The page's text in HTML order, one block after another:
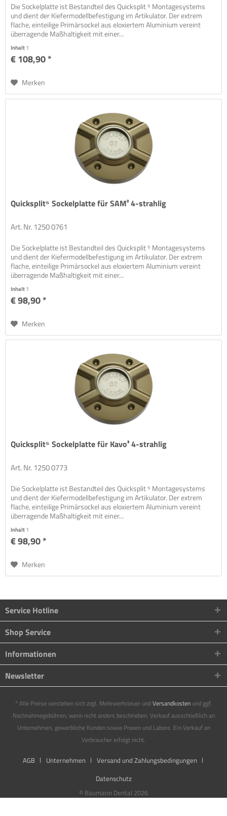
Die Sockelplatte ist Bestandteil des Quicksplit ⁵ Montagesystems
und dient der Kiefermodellbefestigung im Artikulator. Der extrem
flache, einteilige Primärsockel aus eloxiertem Aluminium vereint
überragende Maßhaltigkeit mit einer...
Inhalt1
€ 108,90 *
Merken
Quicksplit⁵ Sockelplatte für SAM² 4-strahlig
Art. Nr. 1250 0761
Die Sockelplatte ist Bestandteil des Quicksplit ⁵ Montagesystems
und dient der Kiefermodellbefestigung im Artikulator. Der extrem
flache, einteilige Primärsockel aus eloxiertem Aluminium vereint
überragende Maßhaltigkeit mit einer...
Inhalt1
€ 98,90 *
Merken
Quicksplit⁵ Sockelplatte für Kavo³ 4-strahlig
Art. Nr. 1250 0773
Die Sockelplatte ist Bestandteil des Quicksplit ⁵ Montagesystems
und dient der Kiefermodellbefestigung im Artikulator. Der extrem
flache, einteilige Primärsockel aus eloxiertem Aluminium vereint
überragende Maßhaltigkeit mit einer...
Inhalt1
€ 98,90 *
Merken
Service Hotline
Shop Service
Informationen
Newsletter
* Alle Preise verstehen sich zzgl. Mehrwertsteuer undVersandkostenund ggf.
Nachnahmegebühren, wenn nicht anders beschrieben. Verkauf ausschließlich an
Unternehmen, gewerbliche Kunden sowie Praxen und Labore. Ein Verkauf an
Verbraucher erfolgt nicht.
AGB Unternehmen
Versand und Zahlungsbedingungen
Datenschutz
© Baumann Dental 2026